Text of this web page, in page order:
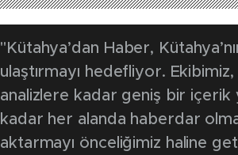
"Kütahya’dan Haber,
ulaştırmayı hedefliyor.
analizlere kadar geniş bir içerik
kadar her alanda haberdar
aktarmayı önceliğimiz haline